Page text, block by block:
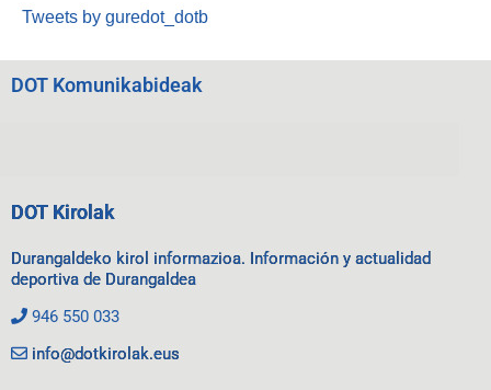
Tweets by guredot_dotb
DOT Komunikabideak
DOT Kirolak
Durangaldeko kirol informazioa. Información y actualidad
deportiva de Durangaldea
946 550 033
info@dotkirolak.eus